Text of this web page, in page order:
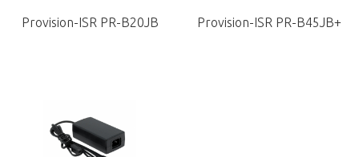
Provision-ISR PR-B20JB Provision-ISR PR-B45JB+